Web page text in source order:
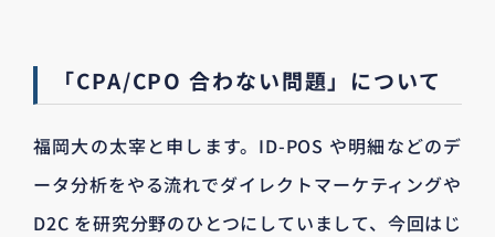
「CPA/CPO 合わない問題」について
福岡大の太宰と申します。ID-POS や明細などのデ
ータ分析をやる流れでダイレクトマーケティングや
D2C を研究分野のひとつにしていまして、今回はじ